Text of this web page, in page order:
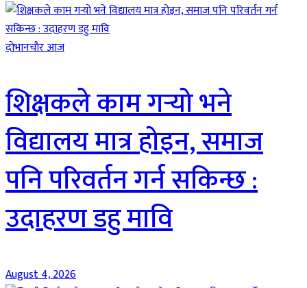
दाेभानचाैर आज
शिक्षकले काम गर्‍यो भने
विद्यालय मात्र होइन, समाज
पनि परिवर्तन गर्न सकिन्छ :
उदाहरण डहु मावि
August 4, 2026